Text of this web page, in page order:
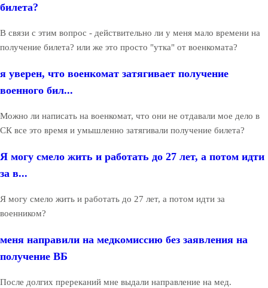
билета?
В связи с этим вопрос - действительно ли у меня мало времени на
получение билета? или же это просто "утка" от военкомата?
я уверен, что военкомат затягивает получение
военного бил...
Можно ли написать на военкомат, что они не отдавали мое дело в
СК все это время и умышленно затягивали получение билета?
Я могу смело жить и работать до 27 лет, а потом идти
за в...
Я могу смело жить и работать до 27 лет, а потом идти за
военником?
меня направили на медкомиссию без заявления на
получение ВБ
После долгих пререканий мне выдали направление на мед.